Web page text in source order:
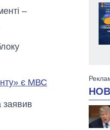
–
є МВС
заявив
вирощували в